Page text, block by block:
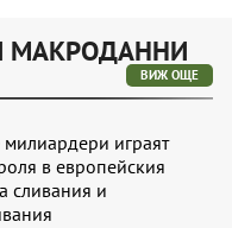
МАКРОДАННИ
ВИЖ ОЩЕ
играят
в европейския
сливания и